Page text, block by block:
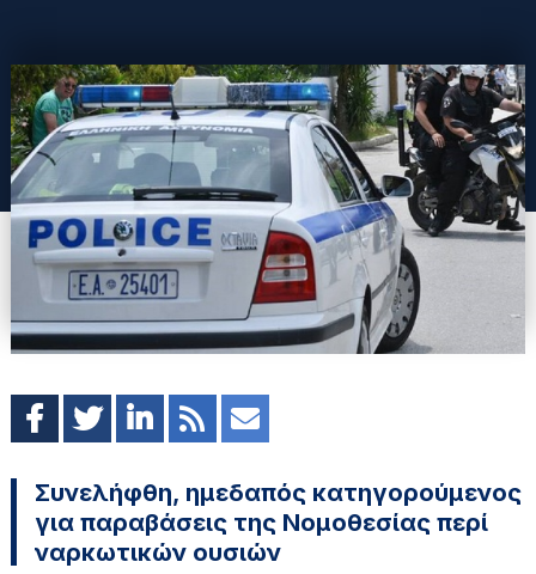
Συνελήφθη, ημεδαπός κατηγορούμενος
για παραβάσεις της Νομοθεσίας περί
ναρκωτικών ουσιών